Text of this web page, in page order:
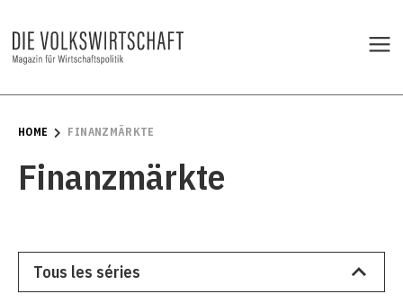
HOME FINANZMÄRKTE
Finanzmärkte